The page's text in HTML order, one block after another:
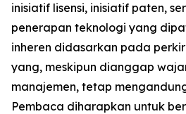
inisiatif lisensi, inisiatif paten,
penerapan teknologi yang
inheren didasarkan pada
yang, meskipun dianggap
manajemen, tetap
Pembaca diharapkan untuk